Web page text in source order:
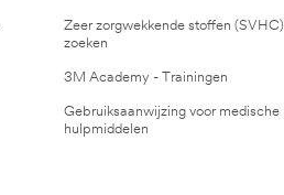
Zeer zorgwekkende stoffen (SVHC)
zoeken
3M Academy - Trainingen
Gebruiksaanwijzing voor medische
hulpmiddelen